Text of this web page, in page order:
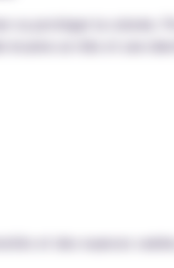
ou protéger la colonie.
incarne un rôle et une
et des nuances